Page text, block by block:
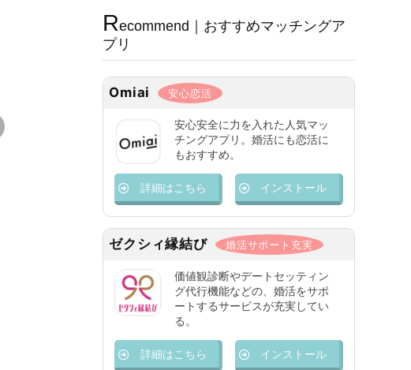
Recommend｜おすすめマッチングア
プリ
Omiai 安心恋活
安心安全に力を入れた人気マッ
チングアプリ。婚活にも恋活に
もおすすめ。
詳細はこちら インストール
ゼクシィ縁結び 婚活サポート充実
価値観診断やデートセッティン
グ代行機能などの、婚活をサポ
ートするサービスが充実してい
る。
詳細はこちら インストール